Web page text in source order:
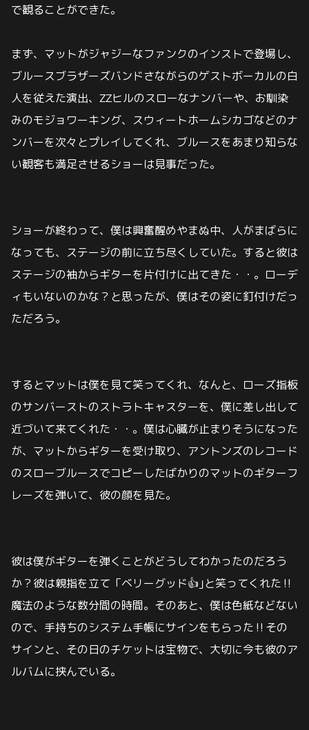
で観ることができた。
まず、マットがジャジーなファンクのインストで登場し、
ブルースブラザーズバンドさながらのゲストボーカルの白
人を従えた演出、ZZヒルのスローなナンバーや、お馴染
みのモジョワーキング、スウィートホームシカゴなどのナ
ンバーを次々とプレイしてくれ、ブルースをあまり知らな
い観客も満足させるショーは見事だった。
ショーが終わって、僕は興奮醒めやまぬ中、人がまばらに
なっても、ステージの前に立ち尽くしていた。すると彼は
ステージの袖からギターを片付けに出てきた・・。ローデ
ィもいないのかな？と思ったが、僕はその姿に釘付けだっ
ただろう。
するとマットは僕を見て笑ってくれ、なんと、ローズ指板
のサンバーストのストラトキャスターを、僕に差し出して
近づいて来てくれた・・。僕は心臓が止まりそうになった
が、マットからギターを受け取り、アントンズのレコード
のスローブルースでコピーしたばかりのマットのギターフ
レーズを弾いて、彼の顔を見た。
彼は僕がギターを弾くことがどうしてわかったのだろう
か？彼は親指を立て「ベリーグッド👍️｣と笑ってくれた‼️
魔法のような数分間の時間。そのあと、僕は色紙などない
ので、手持ちのシステム手帳にサインをもらった‼️その
サインと、その日のチケットは宝物で、大切に今も彼のア
ルバムに挟んでいる。